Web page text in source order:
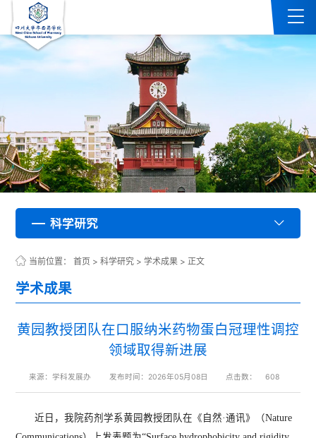
科学研究
科学研究
科学研究
科学研究
科学研究
科学研究
科学研究
科学研究
科学研究
科学研究
科学研究
科学研究
科学研究
科学研究
科学研究
科学研究
科学研究
科学研究
科学研究
科学研究
科学研究
科学研究
科学研究
科学研究
科学研究
科学研究
科学研究
科学研究
科学研究
科学研究
科学研究
科学研究
科学研究
科学研究
科学研究
科学研究
科学研究
科学研究
科学研究
科学研究
科学研究
科学研究
科学研究
科学研究
科学研究
科学研究
科学研究
科学研究
科学研究
科学研究
科学研究
科学研究
科学研究
科学研究
科学研究
科学研究
科学研究
科学研究
科学研究
科学研究
科学研究
科学研究
科学研究
科学研究
科学研究
科学研究
科学研究
科学研究
科学研究
科学研究
科学研究
科学研究
科学研究
科学研究
科学研究
科学研究
科学研究
科学研究
科学研究
科学研究
科学研究
科学研究
科学研究
科学研究
科学研究
科学研究
科学研究
科学研究
科学研究
科学研究
科学研究
科学研究
科学研究
科学研究
科学研究
科学研究
科学研究
科学研究
科学研究
科学研究
科学研究
科学研究
科学研究
科学研究
科学研究
科学研究
科学研究
科学研究
科学研究
科学研究